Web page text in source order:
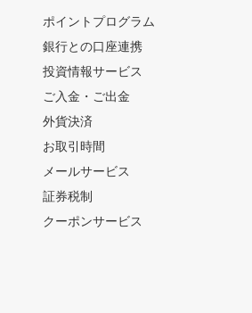
ポイントプログラム
銀行との口座連携
投資情報サービス
ご入金・ご出金
外貨決済
お取引時間
メールサービス
証券税制
クーポンサービス